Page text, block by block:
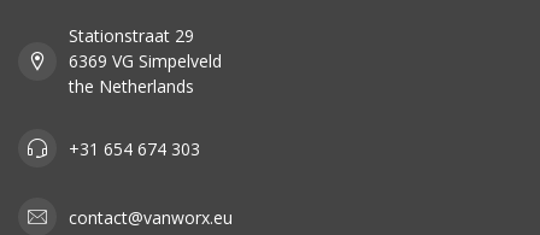
Stationstraat 29
6369 VG Simpelveld
the Netherlands
+31 654 674 303
contact@vanworx.eu